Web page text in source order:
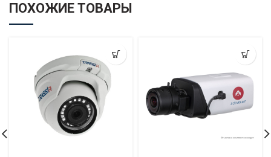
ПОХОЖИЕ ТОВАРЫ